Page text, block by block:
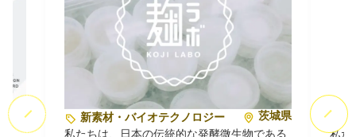
京都
新素材・バイオテクノロジー
茨城県
私たちは、日本の伝統的な発酵微生物である
私た